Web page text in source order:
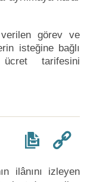
görev ve
isteğine bağlı
tarifesini
ilânını izleyen